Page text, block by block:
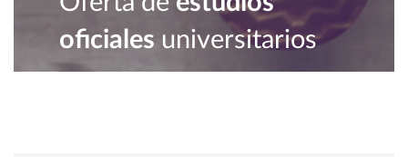
oficiales universitarios